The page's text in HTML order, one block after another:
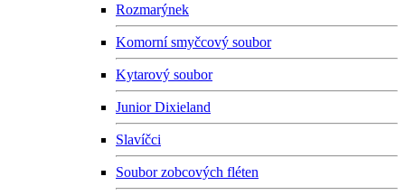
Rozmarýnek
Komorní smyčcový soubor
Kytarový soubor
Junior Dixieland
Slavíčci
Soubor zobcových fléten